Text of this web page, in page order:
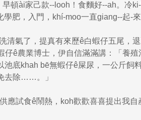
頓ài家己款--looh！食麵好--ah。冷
肥，入門，khí-moo一直giang--起-來
清氣了，提真有來歷ê白蝦仔五尾，
仔ê農業博士，伊自信滿滿講：「養
池底khah bē無蝦仔ê屎尿，一公斤飼
去除……。」
應試食ê鬧熱，koh歡歡喜喜提出我